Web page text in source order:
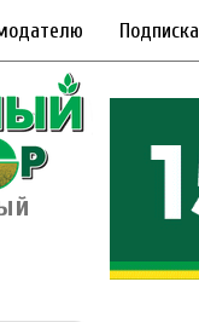
Подписка